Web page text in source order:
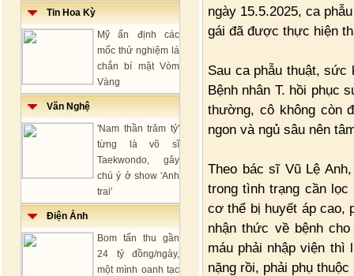
Tin Hoa Kỳ
Mỹ ấn định các
mốc thử nghiệm lá
chắn bí mật Vòm
Vàng
Văn Nghệ
'Nam thần trăm tỷ'
từng là võ sĩ
Taekwondo, gây
chú ý ở show 'Anh
trai'
Điện Ảnh
Bom tấn thu gần
24 tỷ đồng/ngày,
một mình oanh tạc
ngày 15.5.2025, ca
gái đã được thực hiện
Sau ca phẫu thuật, sức
Bệnh nhân T. hồi phục
thường, cô không còn
ngon và ngủ sâu nên
Theo bác sĩ Vũ Lệ
trong tình trạng cần
cơ thể bị huyết áp cao,
nhận thức về bệnh
máu phải nhập viện thì
nặng rồi, phải phụ